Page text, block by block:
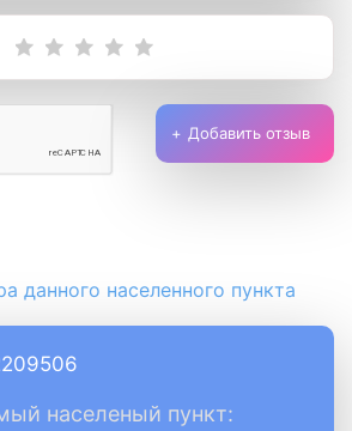
Добавить отзыв
данного населенного пункта
населеный пункт: